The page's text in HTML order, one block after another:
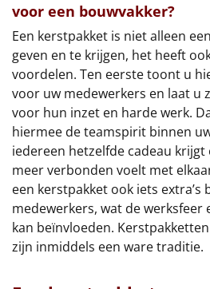
voor een bouwvakker?
Een kerstpakket is niet alleen
geven en te krijgen, het heeft
voordelen. Ten eerste toont u
voor uw medewerkers en laat u
voor hun inzet en harde werk.
hiermee de teamspirit binnen
iedereen hetzelfde cadeau
meer verbonden voelt met
een kerstpakket ook iets extra’s
medewerkers, wat de
kan beïnvloeden.
zijn inmiddels een ware traditie.